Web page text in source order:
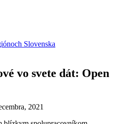
Slovenska
vo svete dát: Open
2021